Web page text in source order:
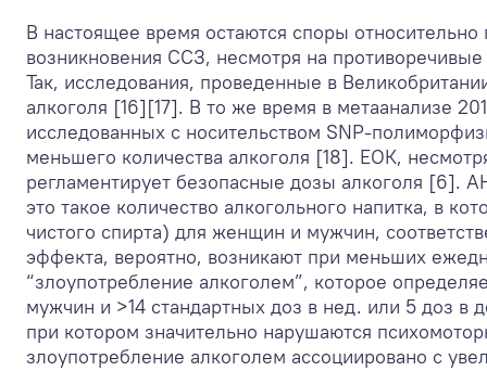
В настоящее время остаются споры
возникновения ССЗ, несмотря на
Так, исследования, проведенные в
алкоголя [16][17]. В то же время в метаанализе
исследованных с носительством SNP-
меньшего количества алкоголя [18]. ЕОК,
регламентирует безопасные дозы алкоголя [6].
это такое количество алкогольного напитка, в
чистого спирта) для женщин и мужчин,
эффекта, вероятно, возникают при меньших
“злоупотребление алкоголем”, которое
мужчин и >14 стандартных доз в нед. или 5 доз
при котором значительно нарушаются
злоупотребление алкоголем ассоциировано с